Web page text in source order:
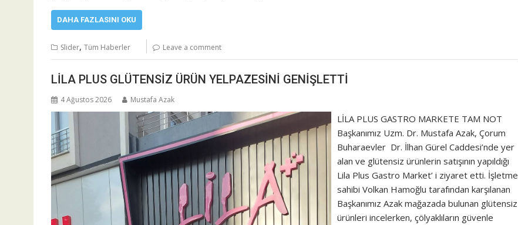
DAHA FAZLASINI OKU
Slider, Tüm Haberler Leave a comment
LİLA PLUS GLÜTENSİZ ÜRÜN YELPAZESİNİ GENİŞLETTİ
4 Ağustos 2026 Mustafa Azak
LİLA PLUS GASTRO MARKETE TAM NOT
Başkanımız Uzm. Dr. Mustafa Azak, Çorum
Buharaevler Dr. İlhan Gürel Caddesi’nde yer
alan ve glütensiz ürünlerin satışının yapıldığı
Lila Plus Gastro Market’ i ziyaret etti. İşletme
sahibi Volkan Hamoğlu tarafından karşılanan
Başkanımız Azak mağazada bulunan glütensiz
ürünleri incelerken, çölyaklıların güvenle